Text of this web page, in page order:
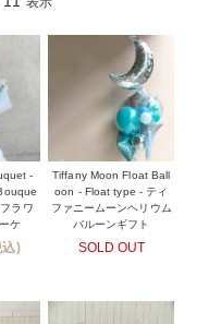
-
ラワ
ケ
)
Tiffany Moon Float Ball
oon - Float type - ティ
ファニームーンヘリウム
バルーンギフト
SOLD OUT